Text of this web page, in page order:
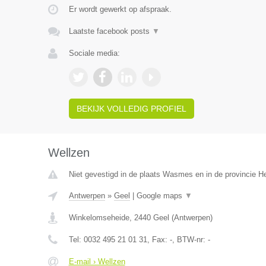
Er wordt gewerkt op afspraak.
Laatste facebook posts ▼
Sociale media:
BEKIJK VOLLEDIG PROFIEL
Wellzen
Niet gevestigd in de plaats Wasmes en in de provincie
Antwerpen» Geel Google maps ▼
Winkelomseheide, 2440 Geel (Antwerpen)
Tel: 0032 495 21 01 31, Fax: -, BTW-nr: -
E-mail › Wellzen